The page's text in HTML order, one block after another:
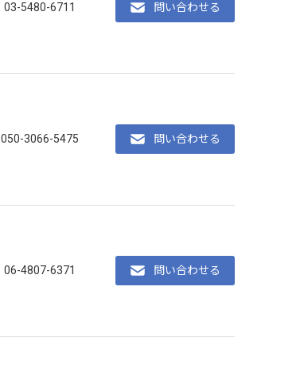
03-5480-6711 問い合わせる
050-3066-5475 問い合わせる
06-4807-6371 問い合わせる